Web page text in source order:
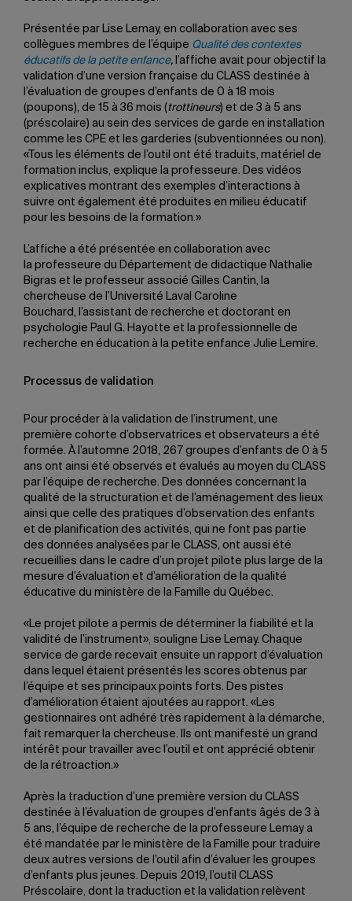
Présentée par Lise Lemay, en collaboration avec ses
collègues membres de l’équipe Qualité des contextes
éducatifs de la petite enfance, l’affiche avait pour objectif la
validation d’une version française du CLASS destinée à
l’évaluation de groupes d’enfants de 0 à 18 mois
(poupons), de 15 à 36 mois (trottineurs) et de 3 à 5 ans
(préscolaire) au sein des services de garde en installation
comme les CPE et les garderies (subventionnées ou non).
«Tous les éléments de l’outil ont été traduits, matériel de
formation inclus, explique la professeure. Des vidéos
explicatives montrant des exemples d’interactions à
suivre ont également été produites en milieu éducatif
pour les besoins de la formation.»
L’affiche a été présentée en collaboration avec
la professeure du Département de didactique Nathalie
Bigras et le professeur associé Gilles Cantin, la
chercheuse de l’Université Laval Caroline
Bouchard, l’assistant de recherche et doctorant en
psychologie Paul G. Hayotte et la professionnelle de
recherche en éducation à la petite enfance Julie Lemire.
Processus de validation
Pour procéder à la validation de l’instrument, une
première cohorte d’observatrices et observateurs a été
formée. À l’automne 2018, 267 groupes d’enfants de 0 à 5
ans ont ainsi été observés et évalués au moyen du CLASS
par l’équipe de recherche. Des données concernant la
qualité de la structuration et de l’aménagement des lieux
ainsi que celle des pratiques d’observation des enfants
et de planification des activités, qui ne font pas partie
des données analysées par le CLASS, ont aussi été
recueillies dans le cadre d’un projet pilote plus large de la
mesure d’évaluation et d’amélioration de la qualité
éducative du ministère de la Famille du Québec.
«Le projet pilote a permis de déterminer la fiabilité et la
validité de l’instrument», souligne Lise Lemay. Chaque
service de garde recevait ensuite un rapport d’évaluation
dans lequel étaient présentés les scores obtenus par
l’équipe et ses principaux points forts. Des pistes
d’amélioration étaient ajoutées au rapport. «Les
gestionnaires ont adhéré très rapidement à la démarche,
fait remarquer la chercheuse. Ils ont manifesté un grand
intérêt pour travailler avec l’outil et ont apprécié obtenir
de la rétroaction.»
Après la traduction d’une première version du CLASS
destinée à l’évaluation de groupes d’enfants âgés de 3 à
5 ans, l’équipe de recherche de la professeure Lemay a
été mandatée par le ministère de la Famille pour traduire
deux autres versions de l’outil afin d’évaluer les groupes
d’enfants plus jeunes. Depuis 2019, l’outil CLASS
Préscolaire, dont la traduction et la validation relèvent